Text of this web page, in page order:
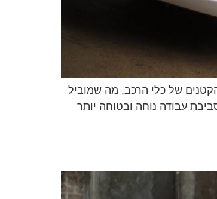
של כלי הרכב, מה שמוביל
עבודה נוחה ובטוחה יותר